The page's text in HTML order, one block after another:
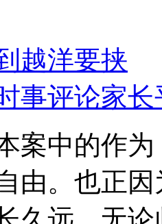
越洋要挟
评论家长
案中的作
由。也正